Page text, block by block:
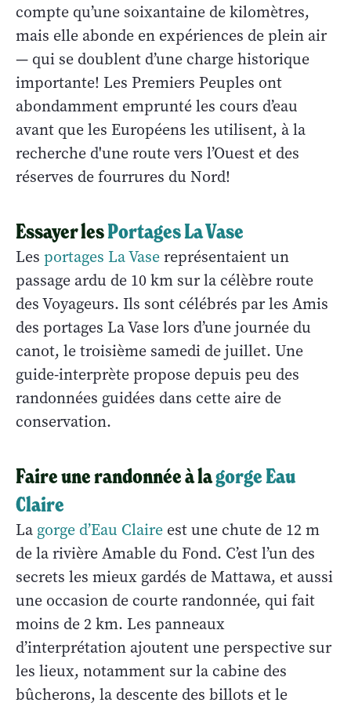
compte qu’une soixantaine de kilomètres,
mais elle abonde en expériences de plein air
— qui se doublent d’une charge historique
importante! Les Premiers Peuples ont
abondamment emprunté les cours d’eau
avant que les Européens les utilisent, à la
recherche d'une route vers l’Ouest et des
réserves de fourrures du Nord!
Essayer lesPortages La Vase
Les portages La Vasereprésentaient un
passage ardu de 10 km sur la célèbre route
des Voyageurs. Ils sont célébrés par les Amis
des portages La Vase lors d’une journée du
canot, le troisième samedi de juillet. Une
guide-interprète propose depuis peu des
randonnées guidées dans cette aire de
conservation.
Faire une randonnée à lagorge Eau
Claire
La gorge d’Eau Claire est une chute de 12 m
de la rivière Amable du Fond. C’est l’un des
secrets les mieux gardés de Mattawa, et aussi
une occasion de courte randonnée, qui fait
moins de 2 km. Les panneaux
d’interprétation ajoutent une perspective sur
les lieux, notamment sur la cabine des
bûcherons, la descente des billots et le